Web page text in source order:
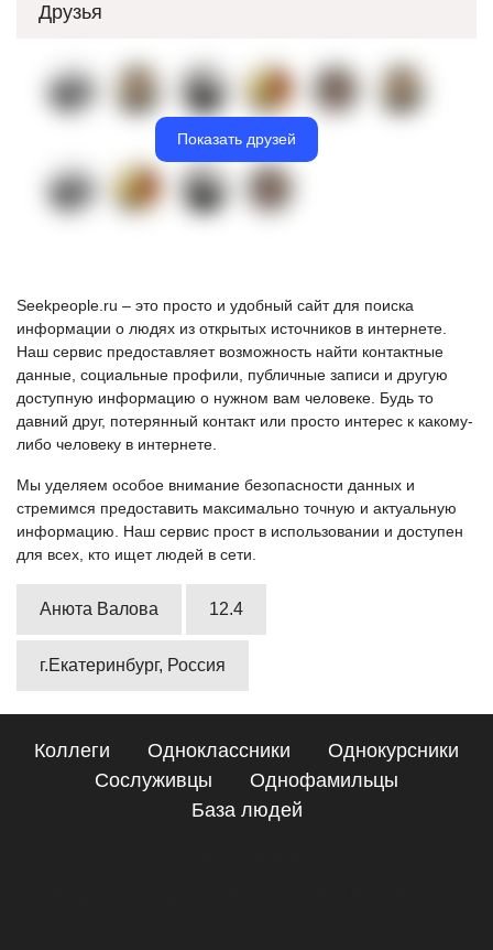
Друзья
Показать друзей
Seekpeople.ru – это просто и удобный сайт для поиска
информации о людях из открытых источников в интернете.
Наш сервис предоставляет возможность найти контактные
данные, социальные профили, публичные записи и другую
доступную информацию о нужном вам человеке. Будь то
давний друг, потерянный контакт или просто интерес к какому-
либо человеку в интернете.
Мы уделяем особое внимание безопасности данных и
стремимся предоставить максимально точную и актуальную
информацию. Наш сервис прост в использовании и доступен
для всех, кто ищет людей в сети.
Анюта Валова 12.4
г.Екатеринбург, Россия
Коллеги Одноклассники
Однокурсники
Сослуживцы
Однофамильцы
База людей